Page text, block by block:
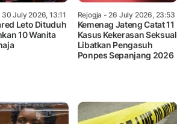
30 July 2026, 13:11
Leto Dituduh
10 Wanita
Rejogja - 26 July 2026, 23:53
Kemenag Jateng Catat 11
Kasus Kekerasan Seksual
Libatkan Pengasuh
Ponpes Sepanjang 2026